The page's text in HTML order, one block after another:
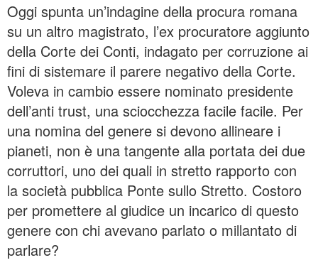
Oggi spunta un’indagine della procura romana
su un altro magistrato, l’ex procuratore aggiunto
della Corte dei Conti, indagato per corruzione ai
fini di sistemare il parere negativo della Corte.
Voleva in cambio essere nominato presidente
dell’anti trust, una sciocchezza facile facile. Per
una nomina del genere si devono allineare i
pianeti, non è una tangente alla portata dei due
corruttori, uno dei quali in stretto rapporto con
la società pubblica Ponte sullo Stretto. Costoro
per promettere al giudice un incarico di questo
genere con chi avevano parlato o millantato di
parlare?